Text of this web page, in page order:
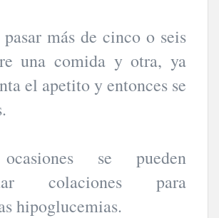
más de cinco o seis
una comida y otra, ya
el apetito y entonces se
se pueden
colaciones para
hipoglucemias.